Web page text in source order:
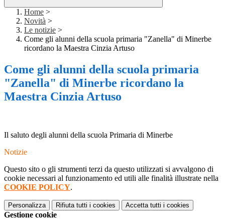
Home >
Novità >
Le notizie >
Come gli alunni della scuola primaria "Zanella" di Minerbe
ricordano la Maestra Cinzia Artuso
Come gli alunni della scuola primaria
"Zanella" di Minerbe ricordano la
Maestra Cinzia Artuso
Il saluto degli alunni della scuola Primaria di Minerbe
Notizie
Questo sito o gli strumenti terzi da questo utilizzati si avvalgono di
cookie necessari al funzionamento ed utili alle finalità illustrate nella
COOKIE POLICY.
Personalizza Rifiuta tutti i cookies Accetta tutti i cookies
Gestione cookie